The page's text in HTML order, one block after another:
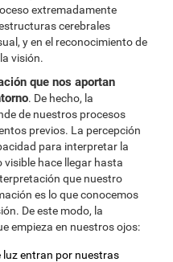
extremadamente
cerebrales
y en el reconocimiento de
visión.
que nos aportan
. De hecho, la
de nuestros procesos
previos. La percepción
para interpretar la
hace llegar hasta
que nuestro
es lo que conocemos
De este modo, la
empieza en nuestros ojos:
luz entran por nuestras